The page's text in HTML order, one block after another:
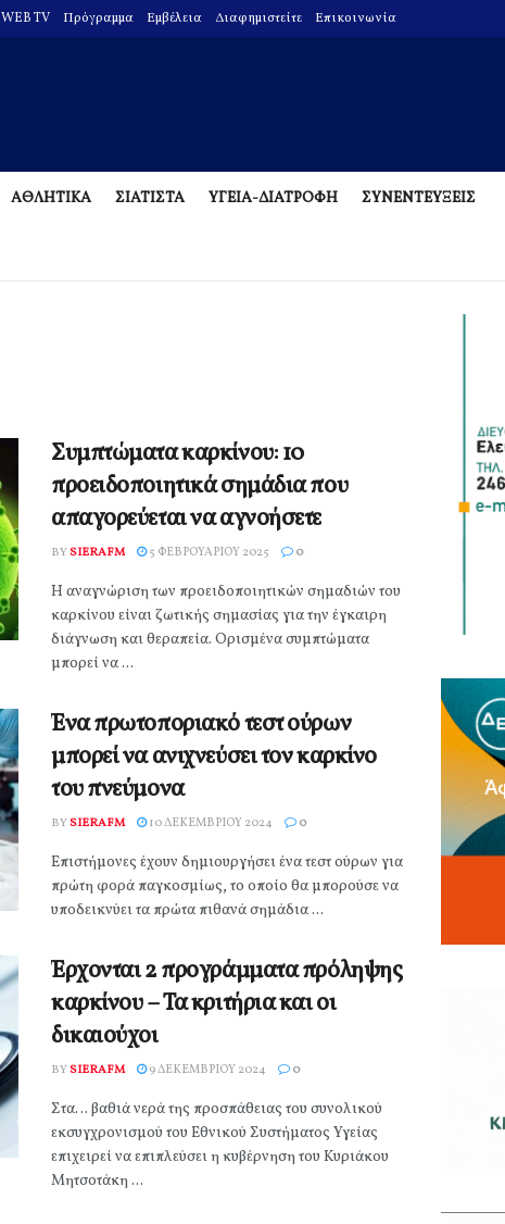
WEB TV Πρόγραμμα Εμβέλεια Διαφημιστείτε Επικοινωνία
ΑΘΛΗΤΙΚΑ ΣΙΑΤΙΣΤΑ ΥΓΕΙΑ-ΔΙΑΤΡΟΦΗ ΣΥΝΕΝΤΕΥΞΕΙΣ
Συμπτώματα καρκίνου: 10
προειδοποιητικά σημάδια που
απαγορεύεται να αγνοήσετε
BYSIERAFM 5 ΦΕΒΡΟΥΑΡΊΟΥ 2025 0
Η αναγνώριση των προειδοποιητικών σημαδιών του
καρκίνου είναι ζωτικής σημασίας για την έγκαιρη
διάγνωση και θεραπεία. Ορισμένα συμπτώματα
μπορεί να ...
Ένα πρωτοποριακό τεστ ούρων
μπορεί να ανιχνεύσει τον καρκίνο
του πνεύμονα
BYSIERAFM 10 ΔΕΚΕΜΒΡΊΟΥ 2024 0
Επιστήμονες έχουν δημιουργήσει ένα τεστ ούρων για
πρώτη φορά παγκοσμίως, το οποίο θα μπορούσε να
υποδεικνύει τα πρώτα πιθανά σημάδια ...
Έρχονται 2 προγράμματα πρόληψης
καρκίνου – Τα κριτήρια και οι
δικαιούχοι
BYSIERAFM 9 ΔΕΚΕΜΒΡΊΟΥ 2024 0
Στα… βαθιά νερά της προσπάθειας του συνολικού
εκσυγχρονισμού του Εθνικού Συστήματος Υγείας
επιχειρεί να επιπλεύσει η κυβέρνηση του Κυριάκου
Μητσοτάκη ...